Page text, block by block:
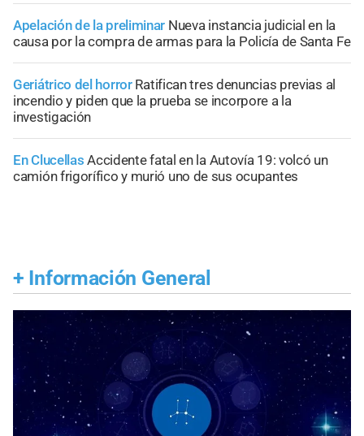
Apelación de la preliminar Nueva instancia judicial en la
causa por la compra de armas para la Policía de Santa Fe
Geriátrico del horror Ratifican tres denuncias previas al
incendio y piden que la prueba se incorpore a la
investigación
En Clucellas Accidente fatal en la Autovía 19: volcó un
camión frigorífico y murió uno de sus ocupantes
+ Información General